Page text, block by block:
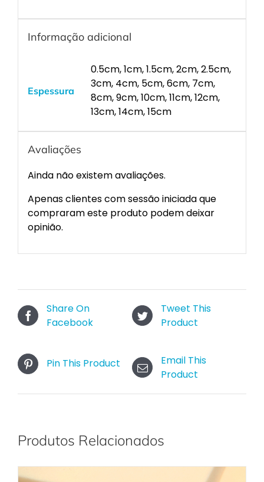
Informação adicional
Espessura
0.5cm, 1cm, 1.5cm, 2cm, 2.5cm,
3cm, 4cm, 5cm, 6cm, 7cm,
8cm, 9cm, 10cm, 11cm, 12cm,
13cm, 14cm, 15cm
Avaliações
Ainda não existem avaliações.
Apenas clientes com sessão iniciada que
compraram este produto podem deixar
opinião.
Share On
Facebook
Tweet This
Product
Pin This Product
Email This
Product
Produtos Relacionados